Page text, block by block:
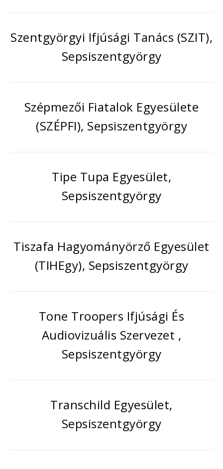
Szentgyörgyi Ifjúsági Tanács (SZIT),
Sepsiszentgyörgy
Szépmezői Fiatalok Egyesülete
(SZÉPFI), Sepsiszentgyörgy
Tipe Tupa Egyesület,
Sepsiszentgyörgy
Tiszafa Hagyományörző Egyesület
(TIHEgy), Sepsiszentgyörgy
Tone Troopers Ifjúsági És
Audiovizuális Szervezet ,
Sepsiszentgyörgy
Transchild Egyesület,
Sepsiszentgyörgy